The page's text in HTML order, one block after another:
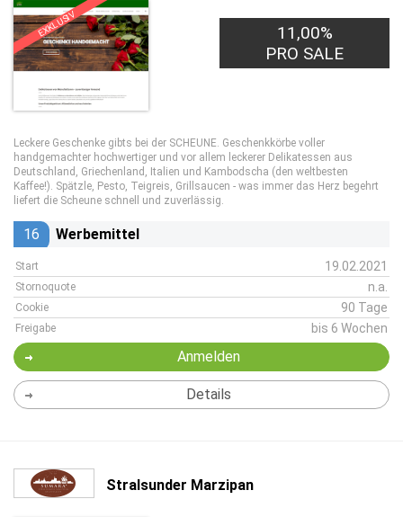
EXKLUSIV
11,00%
PRO SALE
Leckere Geschenke gibts bei der SCHEUNE. Geschenkkörbe voller
handgemachter hochwertiger und vor allem leckerer Delikatessen aus
Deutschland, Griechenland, Italien und Kambodscha (den weltbesten
Kaffee!). Spätzle, Pesto, Teigreis, Grillsaucen - was immer das Herz begehrt
liefert die Scheune schnell und zuverlässig.
16 Werbemittel
Start 19.02.2021
Stornoquote n.a.
Cookie 90 Tage
Freigabe bis 6 Wochen
Anmelden
Details
Stralsunder Marzipan